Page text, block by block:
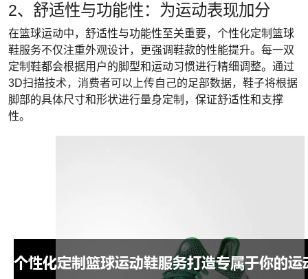
2、舒适性与功能性：为运动表现加分
在篮球运动中，舒适性与功能性至关重要，个性化定制篮球
鞋服务不仅注重外观设计，更强调鞋款的性能提升。每一双
定制鞋都会根据用户的脚型和运动习惯进行精细调整。通过
3D扫描技术，消费者可以上传自己的足部数据，鞋子将根据
脚部的具体尺寸和形状进行量身定制，保证舒适性和支撑
性。